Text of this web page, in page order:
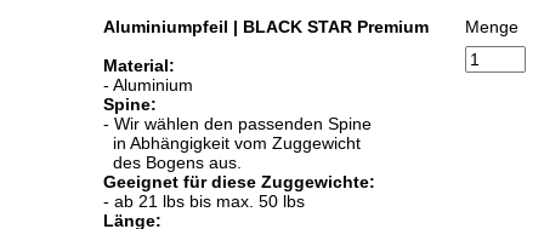
Aluminiumpfeil | BLACK STAR Premium
Material:
- Aluminium
Spine:
- Wir wählen den passenden Spine
in Abhängigkeit vom Zuggewicht
des Bogens aus.
Geeignet für diese Zuggewichte:
- ab 21 lbs bis max. 50 lbs
Länge:
Menge